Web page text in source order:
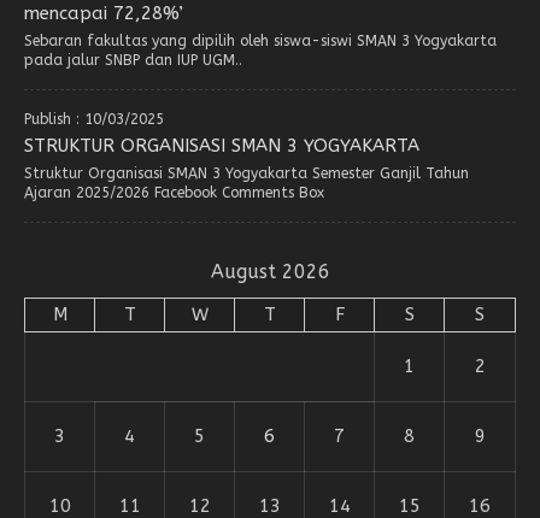
mencapai 72,28%’
Sebaran fakultas yang dipilih oleh siswa-siswi SMAN 3 Yogyakarta
pada jalur SNBP dan IUP UGM..
Publish : 10/03/2025
STRUKTUR ORGANISASI SMAN 3 YOGYAKARTA
Struktur Organisasi SMAN 3 Yogyakarta Semester Ganjil Tahun
Ajaran 2025/2026 Facebook Comments Box
August 2026
M T W T F S S
1 2
3 4 5 6 7 8 9
10 11 12 13 14 15 16